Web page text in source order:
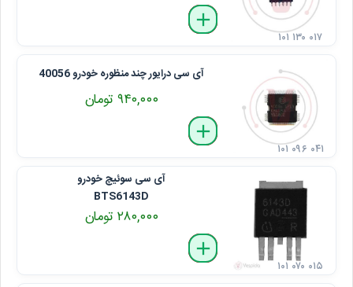
delete
remove
add
۱۰۱ ۱۳۰ ۰۱۷
آی‌ سی درایور چند منظوره خودرو 40056
۹۴۰,۰۰۰ تومان
delete
remove
add
۱۰۱ ۰۹۶ ۰۴۱
آی‌ سی سوئیچ خودرو
BTS6143D
۲۸۰,۰۰۰ تومان
delete
remove
add
۱۰۱ ۰۷۰ ۰۱۵